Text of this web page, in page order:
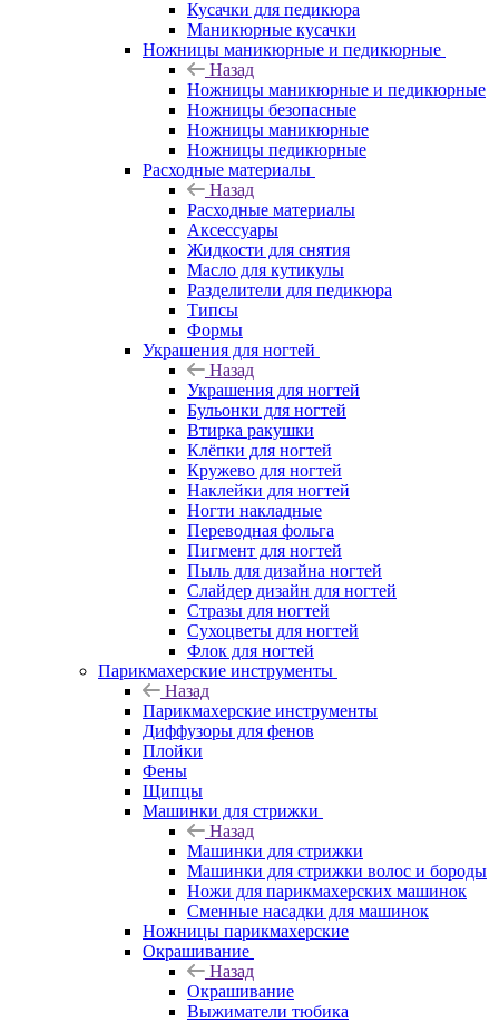
Кусачки для педикюра
Маникюрные кусачки
Ножницы маникюрные и педикюрные
Назад
Ножницы маникюрные и педикюрные
Ножницы безопасные
Ножницы маникюрные
Ножницы педикюрные
Расходные материалы
Назад
Расходные материалы
Аксессуары
Жидкости для снятия
Масло для кутикулы
Разделители для педикюра
Типсы
Формы
Украшения для ногтей
Назад
Украшения для ногтей
Бульонки для ногтей
Втирка ракушки
Клёпки для ногтей
Кружево для ногтей
Наклейки для ногтей
Ногти накладные
Переводная фольга
Пигмент для ногтей
Пыль для дизайна ногтей
Слайдер дизайн для ногтей
Стразы для ногтей
Сухоцветы для ногтей
Флок для ногтей
Парикмахерские инструменты
Назад
Парикмахерские инструменты
Диффузоры для фенов
Плойки
Фены
Щипцы
Машинки для стрижки
Назад
Машинки для стрижки
Машинки для стрижки волос и бороды
Ножи для парикмахерских машинок
Сменные насадки для машинок
Ножницы парикмахерские
Окрашивание
Назад
Окрашивание
Выжиматели тюбика